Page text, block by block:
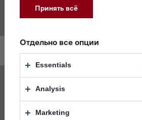
Описание товара и
Описание товара
�азмер ниши: 750 х 480-490
Нержавеющая сталь
5 газовых конфорок для
газа, в т.ч. двухконтурный Wok
Принять всё
Отдельно все опции
Essentials
Analysis
Marketing